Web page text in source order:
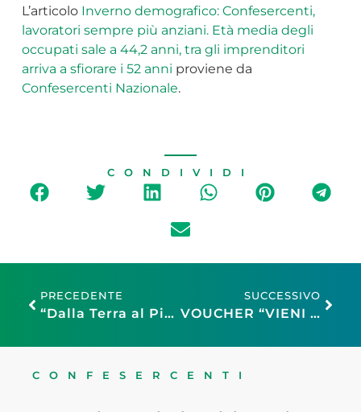
L’articolo Inverno demografico: Confesercenti,
lavoratori sempre più anziani. Età media degli
occupati sale a 44,2 anni, tra gli imprenditori
arriva a sfiorare i 52 anni proviene da
Confesercenti Nazionale.
CONDIVIDI
PRECEDENTE
“Dalla Terra al Piatto – Itinerari di Gusto” fa tappa a Materia: una serata dedicata al territorio e alle eccellenze locali
SUCCESSIVO
VOUCHER “VIENI A VIVERE A VARESE”: UN’OPPORTUNITÀ PER ATTRARRE GIOVANI TALENTI E VALORIZZARE IL TERRITORIO
CONFESERCENTI